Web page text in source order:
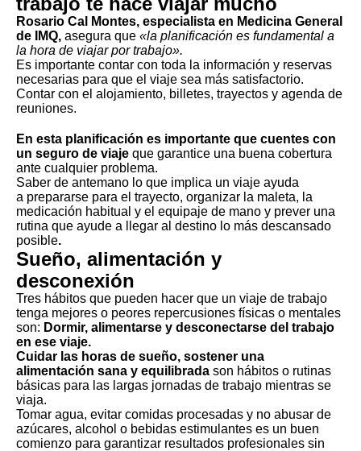
Rosario Cal Montes, especialista en Medicina General
de
IMQ, asegura que «la planificación es fundamental a
la hora de viajar por trabajo».
Es importante contar con toda la información y reservas
necesarias para que el viaje sea más satisfactorio.
Contar con el alojamiento, billetes, trayectos y agenda de
reuniones.
En esta planificación es importante que cuentes con
un seguro de viaje que garantice una buena cobertura
ante cualquier problema.
Saber de antemano lo que implica un viaje ayuda
a prepararse para el trayecto, organizar la maleta, la
medicación habitual y el equipaje de mano y prever una
rutina que ayude a llegar al destino lo más descansado
posible.
Sueño, alimentación y
desconexión
Tres hábitos que pueden hacer que un viaje de trabajo
tenga mejores o peores repercusiones físicas o mentales
son: Dormir, alimentarse y desconectarse del trabajo
en ese viaje.
Cuidar las horas de sueño, sostener una
alimentación sana y equilibrada son hábitos o rutinas
básicas para las largas jornadas de trabajo mientras se
viaja.
Tomar agua, evitar comidas procesadas y no abusar de
azúcares, alcohol o bebidas estimulantes es un buen
comienzo para garantizar resultados profesionales sin